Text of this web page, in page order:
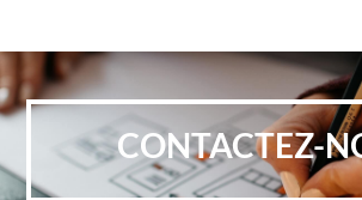
CONTACTEZ-